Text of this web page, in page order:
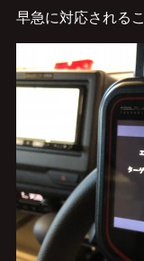
早急に対応される